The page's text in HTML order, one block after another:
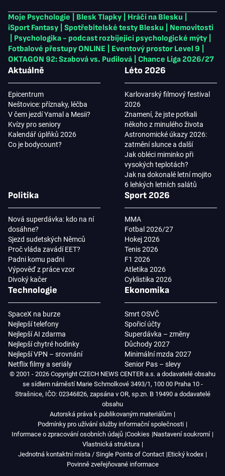
Moje Psychologie Blesk Tlapky Hráči na Blesku
iSport Fantasy
Spotřebitelské testy Blesku
Nemovitosti
Psychologika - podcast rozbíjející psychologické mýty
Fotbalové přestupy ONLINE
Eventový prostor Level 9
OKTAGON 92: Szabová vs. Pudilová
Chance Liga 2026/27
Aktuálně
Epicentrum
Neštovice: příznaky, léčba
V čem jezdí Yamal a Mesii?
Kvízy pro seniory
Kalendář úplňků 2026
Co je bodycount?
Léto 2026
Karlovarský filmový festival
2026
Znamení, že jste potkali
někoho z minulého života
Astronomické úkazy 2026:
zatmění slunce a další
Jak obléci miminko při
vysokých teplotách?
Jak na dokonalé letní mojito
6 lehkých letních salátů
Politika
Nová superdávka: kdo na ní
dosáhne?
Sjezd sudetských Němců
Proč vláda zavádí EET?
Padni komu padni
Výpověď z práce vzor
Divoký kačer
Sport 2026
MMA
Fotbal 2026/27
Hokej 2026
Tenis 2026
F1 2026
Atletika 2026
Cyklistika 2026
Technologie
SpaceX na burze
Nejlepší telefony
Nejlepší AI zdarma
Nejlepší chytré hodinky
Nejlepší VPN – srovnání
Netflix filmy a seriály
Ekonomika
Smrt OSVČ
Spořicí účty
Superdávka – změny
Důchody 2027
Minimální mzda 2027
Senior Pas – slevy
© 2001 - 2026 Copyright CZECH NEWS CENTER a.s. a dodavatelé obsahu
se sídlem náměstí Marie Schmolkové 3493/1, 100 00 Praha 10 -
Strašnice, IČO: 02346826, zapsána v OR, sp.zn. B 19490 a dodavatelé
obsahu
Autorská práva k publikovaným materiálům
Podmínky pro užívání služby informační společnosti
Informace o zpracování osobních údajů Cookies Nastavení soukromí
Vlastnická struktura
Jednotná kontaktní místa / Single Points of Contact Etický kodex
Povinně zveřejňované informace